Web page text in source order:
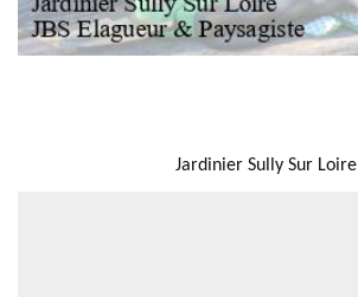
Jardinier Sully Sur Loire